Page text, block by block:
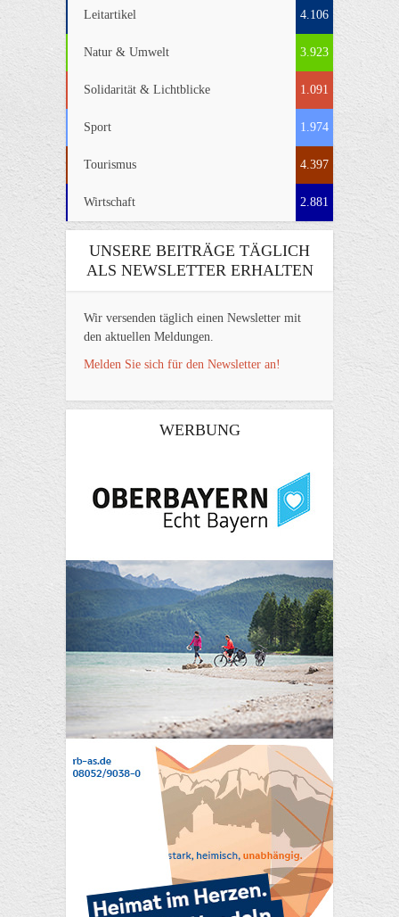
Leitartikel 4.106
Natur & Umwelt 3.923
Solidarität & Lichtblicke 1.091
Sport 1.974
Tourismus 4.397
Wirtschaft 2.881
UNSERE BEITRÄGE TÄGLICH
ALS NEWSLETTER ERHALTEN
Wir versenden täglich einen Newsletter mit
den aktuellen Meldungen.
Melden Sie sich für den Newsletter an!
WERBUNG